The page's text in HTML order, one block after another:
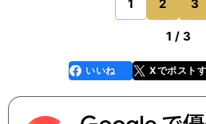
もその後は、01
1 2 3
1 / 3
faceboo
k
いいね Xでポスト